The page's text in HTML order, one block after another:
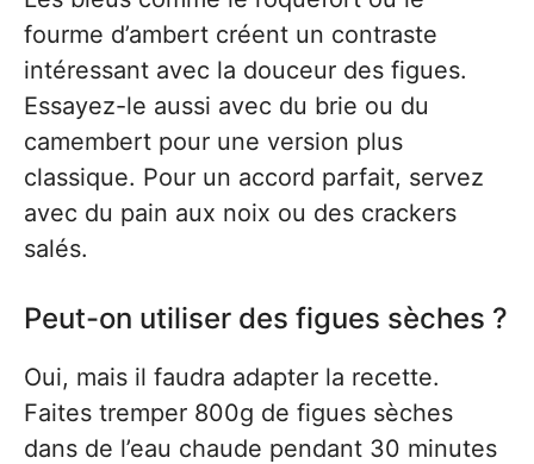
fourme d’ambert créent un contraste
intéressant avec la douceur des figues.
Essayez-le aussi avec du brie ou du
camembert pour une version plus
classique. Pour un accord parfait, servez
avec du pain aux noix ou des crackers
salés.
Peut-on utiliser des figues sèches ?
Oui, mais il faudra adapter la recette.
Faites tremper 800g de figues sèches
dans de l’eau chaude pendant 30 minutes